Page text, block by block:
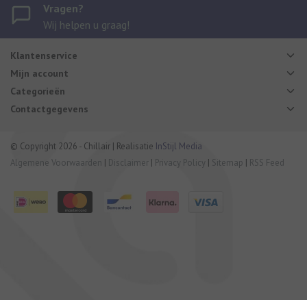
Vragen?
Wij helpen u graag!
Klantenservice
Mijn account
Categorieën
Contactgegevens
© Copyright 2026 - Chillair | Realisatie InStijl Media
Algemene Voorwaarden | Disclaimer | Privacy Policy | Sitemap | RSS Feed